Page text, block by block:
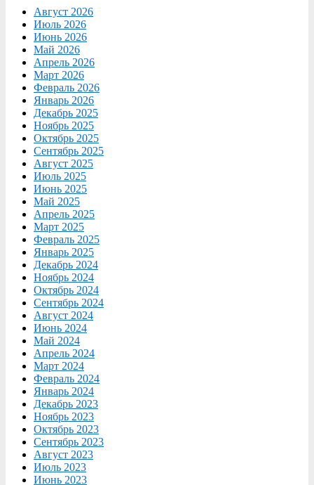
Август 2026
Июль 2026
Июнь 2026
Май 2026
Апрель 2026
Март 2026
Февраль 2026
Январь 2026
Декабрь 2025
Ноябрь 2025
Октябрь 2025
Сентябрь 2025
Август 2025
Июль 2025
Июнь 2025
Май 2025
Апрель 2025
Март 2025
Февраль 2025
Январь 2025
Декабрь 2024
Ноябрь 2024
Октябрь 2024
Сентябрь 2024
Август 2024
Июнь 2024
Май 2024
Апрель 2024
Март 2024
Февраль 2024
Январь 2024
Декабрь 2023
Ноябрь 2023
Октябрь 2023
Сентябрь 2023
Август 2023
Июль 2023
Июнь 2023